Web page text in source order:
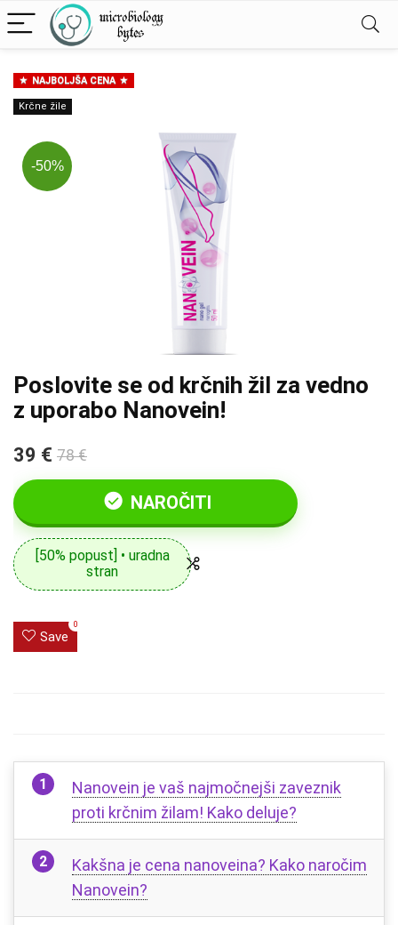
NAJBOLJŠA CENA
Krčne žile
-50%
Poslovite se od krčnih žil za vedno
z uporabo Nanovein!
39 € 78 €
NAROČITI
[50% popust] • uradna
stran
Save
0
Nanovein je vaš najmočnejši zaveznik
proti krčnim žilam! Kako deluje?
Kakšna je cena nanoveina? Kako naročim
Nanovein?